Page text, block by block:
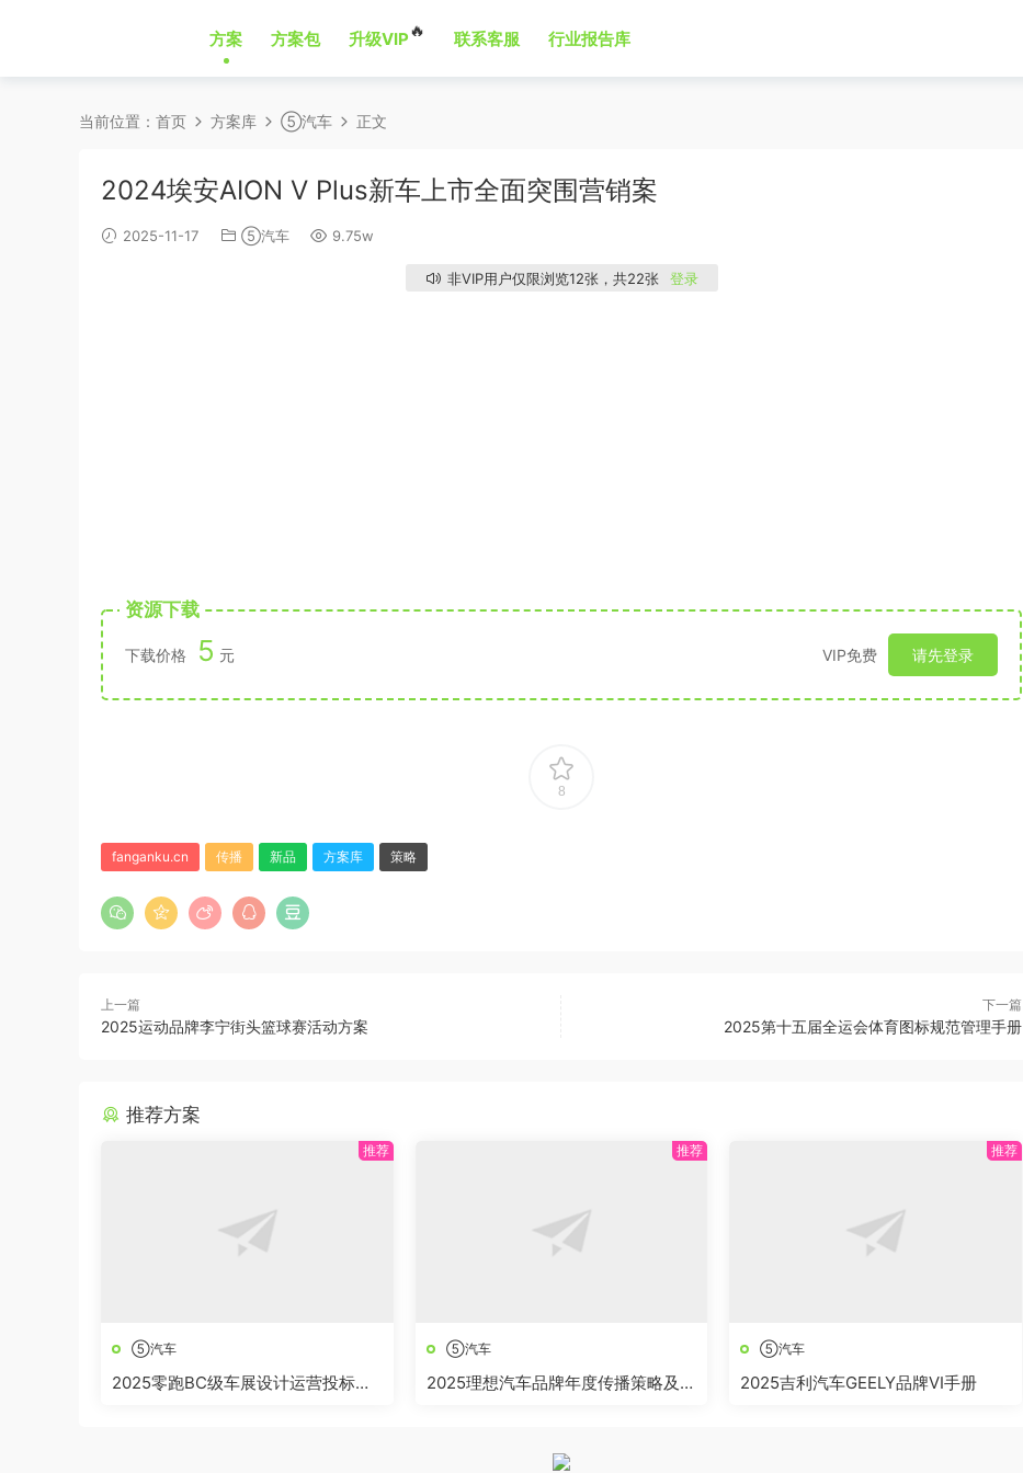
方案 方案包 升级VIP🔥 联系客服 行业报告库
当前位置： 首页 方案库 ⑤汽车 正文
2024埃安AION V Plus新车上市全面突围营销案
2025-11-17 ⑤汽车 9.75w
非VIP用户仅限浏览12张，共22张 登录
资源下载
下载价格 5 元 VIP免费 请先登录
8
fanganku.cn 传播 新品 方案库 策略
上一篇
2025运动品牌李宁街头篮球赛活动方案
下一篇
2025第十五届全运会体育图标规范管理手册
推荐方案
⑤汽车
2025零跑BC级车展设计运营投标方
⑤汽车
2025理想汽车品牌年度传播策略及规
⑤汽车
2025吉利汽车GEELY品牌VI手册